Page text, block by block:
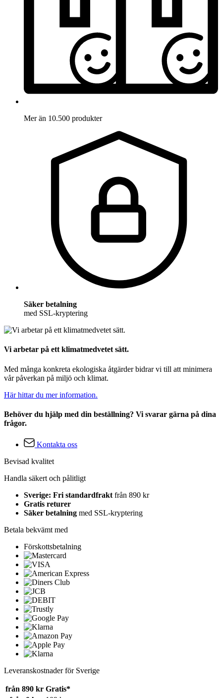
Mer än 10.500 produkter
Säker betalning
med SSL-kryptering
Vi arbetar på ett klimatmedvetet sätt.
Med många konkreta ekologiska åtgärder bidrar vi till att minimera
vår påverkan på miljö och klimat.
Här hittar du mer information.
Behöver du hjälp med din beställning? Vi svarar gärna på dina
frågor.
Kontakta oss
Bevisad kvalitet
Handla säkert och pålitligt
Sverige: Fri standardfrakt från 890 kr
Gratis returer
Säker betalning med SSL-kryptering
Betala bekvämt med
Förskottsbetalning
Leveranskostnader för Sverige
från 890 kr Gratis*